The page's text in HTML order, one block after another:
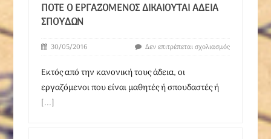
ΠΌΤΕ Ο ΕΡΓΑΖΌΜΕΝΟΣ ΔΙΚΑΙΟΎΤΑΙ ΆΔΕΙΑ
ΣΠΟΥΔΏΝ
30/05/2016 Δεν επιτρέπεται σχολιασμός
Εκτός από την κανονική τους άδεια, οι
εργαζόμενοι που είναι μαθητές ή σπουδαστές ή
[...]